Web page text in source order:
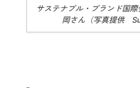
サステナブル・ブランド国
岡さん（写真提供